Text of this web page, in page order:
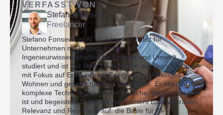
VERFASST VON
Stefano Fonseca
Freelancer
Stefano Fonseca ist AI Visibility Spezialist für
Unternehmen mit Impact. Er hat
Ingenieurwissenschaften für Energie und Umwelt
studiert und ist seit über 10 Jahren in der Branche tätig –
mit Fokus auf Erneuerbare Energien, nachhaltiges
Wohnen und gesellschaftliche Innovation. Er übersetzt
komplexe Technologien in eine Sprache, die verständlich
ist und begeistert. Diese Art von Content baut Vertrauen,
Relevanz und Resonanz auf: die Basis für KI-